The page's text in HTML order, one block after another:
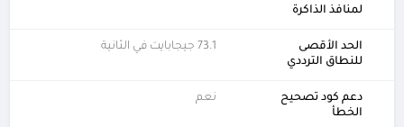
لمنافذ الذاكرة
الحد الأقصى
للنطاق الترددي
73.1 جيجابايت في الثانية
دعم كود تصحيح
الخطأ
نعم